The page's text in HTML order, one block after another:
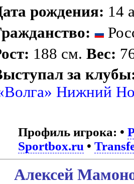
рождения: 14
188 см.Вес:
за
Нижний
Профиль игрока: •
Sportbox.ru •
Алексей